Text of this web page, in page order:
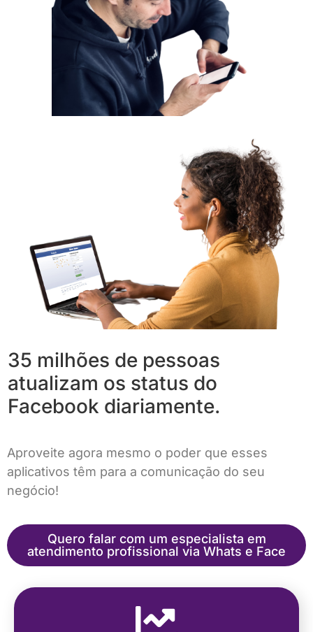
35 milhões de pessoas
atualizam os status do
Facebook diariamente.
Aproveite agora mesmo o poder que esses
aplicativos têm para a comunicação do seu
negócio!
Quero falar com um especialista em
atendimento profissional via Whats e Face